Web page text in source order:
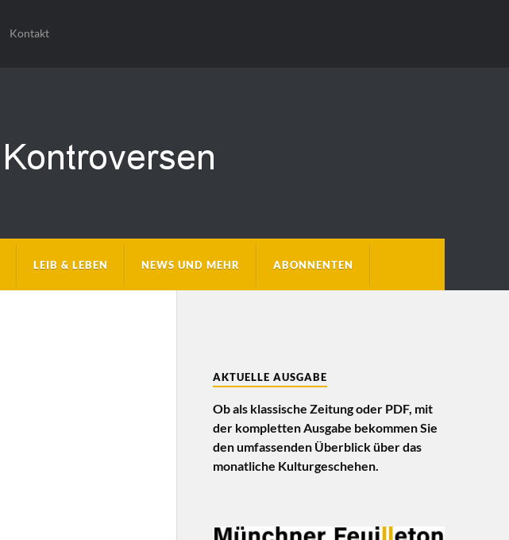
Kontakt
LEIB & LEBEN NEWS UND MEHR ABONNENTEN
AKTUELLE AUSGABE
Ob als klassische Zeitung oder PDF, mit
der kompletten Ausgabe bekommen Sie
den umfassenden Überblick über das
monatliche Kulturgeschehen.